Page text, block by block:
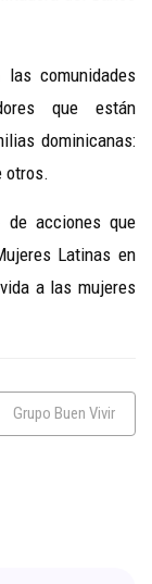
comunidades
que están
dominicanas:
otros.
de acciones que
Latinas en
a las mujeres
Grupo Buen Vivir